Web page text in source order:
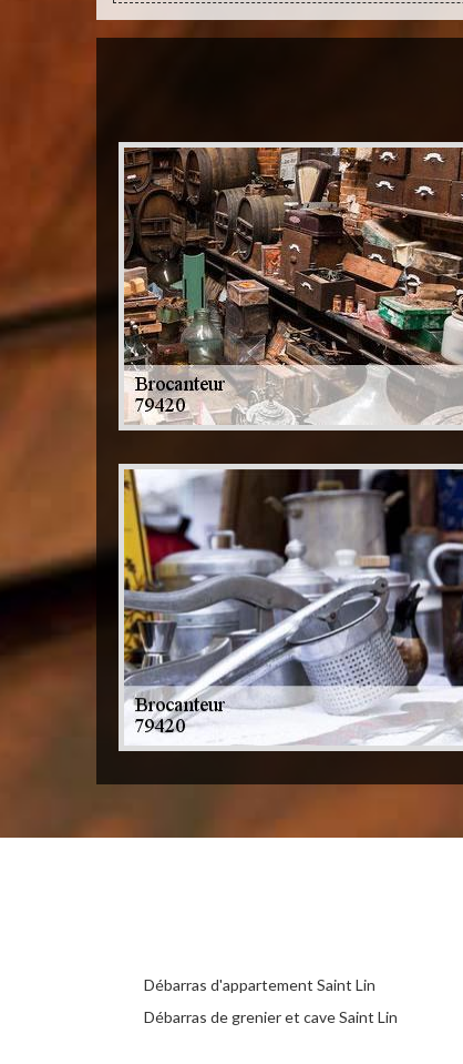
Débarras d'appartement Saint Lin
Débarras de grenier et cave Saint Lin